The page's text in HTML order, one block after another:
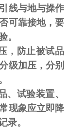
线与地与操作
可靠接地，要
。
，防止被试品
级加压，分别
、试验装置、
现象应立即降
录。